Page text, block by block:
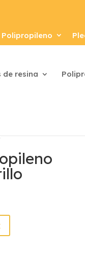
Polipropileno
de resina